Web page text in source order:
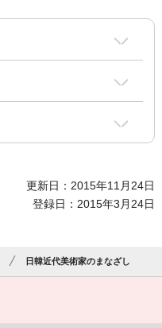
更新日：2015年11月24日
登録日：2015年3月24日
日韓近代美術家のまなざし